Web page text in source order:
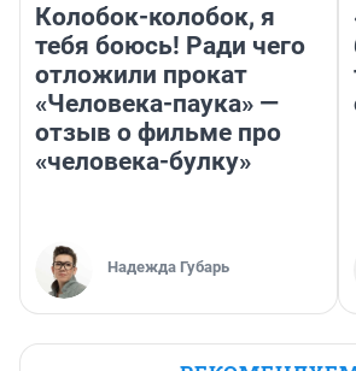
Колобок-колобок, я
тебя боюсь! Ради чего
отложили прокат
«Человека-паука» —
отзыв о фильме про
«человека-булку»
Надежда Губарь